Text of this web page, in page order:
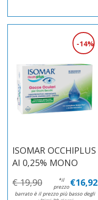
ISOMAR OCCHIPLUS
AI 0,25% MONO
14%
€ 19,90 €16,92
*il
prezzo
barrato è il prezzo più basso degli